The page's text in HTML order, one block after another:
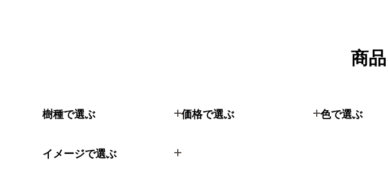
商
樹種で選ぶ 価格で選ぶ 色で選ぶ
イメージで選ぶ